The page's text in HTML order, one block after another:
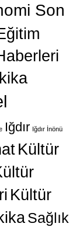
Son
Iğdır Iğdır İnönü
Kültür
Kültür
Sağlık